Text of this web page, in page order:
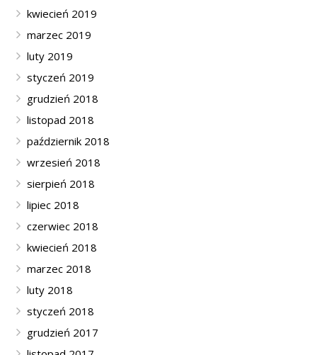
kwiecień 2019
marzec 2019
luty 2019
styczeń 2019
grudzień 2018
listopad 2018
październik 2018
wrzesień 2018
sierpień 2018
lipiec 2018
czerwiec 2018
kwiecień 2018
marzec 2018
luty 2018
styczeń 2018
grudzień 2017